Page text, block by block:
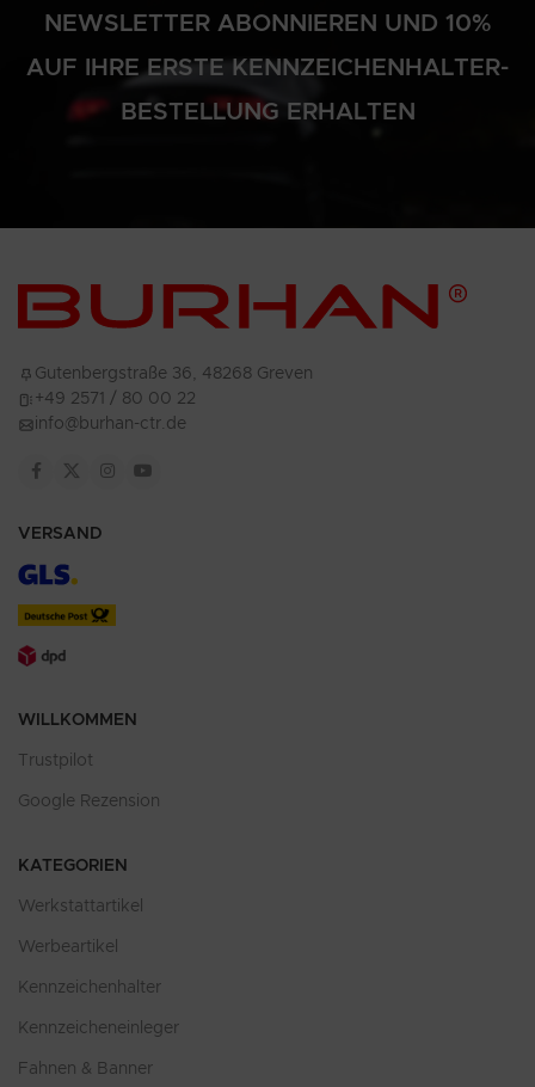
NEWSLETTER ABONNIEREN UND 10%
AUF IHRE ERSTE KENNZEICHENHALTER-
BESTELLUNG ERHALTEN
Gutenbergstraße 36, 48268 Greven
+49 2571 / 80 00 22
info@burhan-ctr.de
VERSAND
WILLKOMMEN
Trustpilot
Google Rezension
KATEGORIEN
Werkstattartikel
Werbeartikel
Kennzeichenhalter
Kennzeicheneinleger
Fahnen & Banner